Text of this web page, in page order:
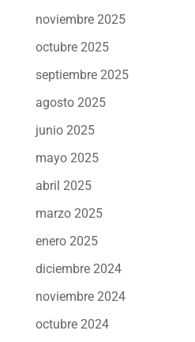
noviembre 2025
octubre 2025
septiembre 2025
agosto 2025
junio 2025
mayo 2025
abril 2025
marzo 2025
enero 2025
diciembre 2024
noviembre 2024
octubre 2024